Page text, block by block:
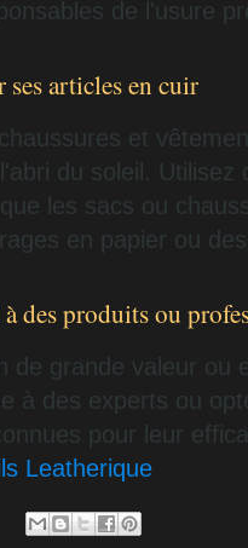
de l'usure
ses articles en cuir
et
du soleil. Utilisez
les sacs ou
en papier ou
des produits ou
de grande valeur ou
à des experts ou
pour leur
Leatherique